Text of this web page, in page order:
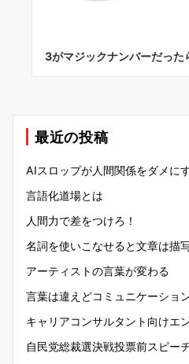
3がマジックナンバーだった
最近の投稿
AIスロップが人間関係をダメに
言語化道場とは
人間力で差をつけろ！
名詞を使いこなせると文章は描
アーティストの言葉が変わる
言葉は違えどコミュニケーショ
キャリアコンサルタント向けエ
自民党総裁選決戦投票前スピー